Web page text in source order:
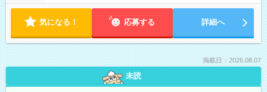
気になる！ 応募する 詳細へ
掲載日：2026.08.07
未読